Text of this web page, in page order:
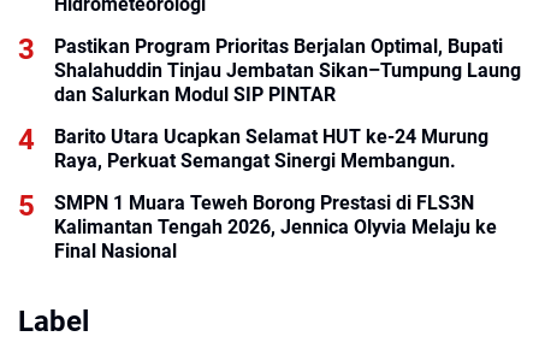
Pastikan Program Prioritas Berjalan Optimal, Bupati
Shalahuddin Tinjau Jembatan Sikan–Tumpung Laung
dan Salurkan Modul SIP PINTAR
Barito Utara Ucapkan Selamat HUT ke-24 Murung
Raya, Perkuat Semangat Sinergi Membangun.
SMPN 1 Muara Teweh Borong Prestasi di FLS3N
Kalimantan Tengah 2026, Jennica Olyvia Melaju ke
Final Nasional
Label